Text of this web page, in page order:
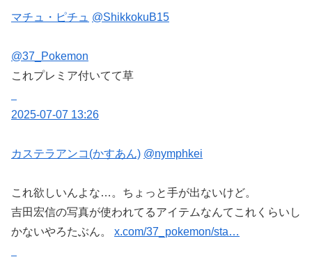
マチュ・ピチュ @ShikkokuB15
@37_Pokemon
これプレミア付いてて草
2025-07-07 13:26
カステラアンコ(かすあん) @nymphkei
これ欲しいんよな…。ちょっと手が出ないけど。
吉田宏信の写真が使われてるアイテムなんてこれくらいし
かないやろたぶん。 x.com/37_pokemon/sta…